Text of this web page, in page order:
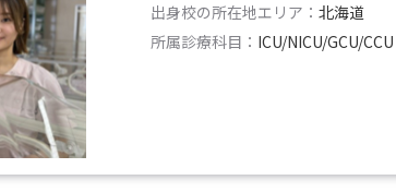
出身校の所在地エリア： 北海道
所属診療科目： ICU/NICU/GCU/CCU